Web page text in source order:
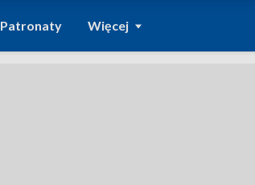
Patronaty Więcej